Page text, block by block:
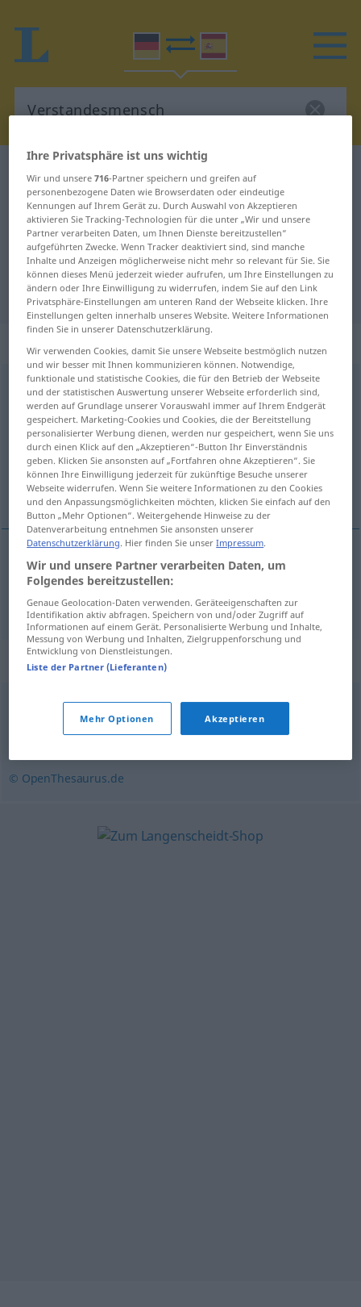
Deutsch-Spanisch Übersetzung für
"Verstandesmensch"
"Verstandesmensch" Spanisch
Übersetzung
„Verstandesmensch“ : Maskulinum
Verstandesmenschm <Verstandesmenschen;
Verstandesmenschen>
Übersicht aller Übersetzungen
(Für mehr Details die Übersetzung anklicken/antippen)
hombre cerebral, intelectual
hombremcerebral,intelectualm
Verstandesmensch
Synonyme für "Verstandesmensch"
Akademiker,Kopfarbeiter Denker,Wissenschaftler
,Theoretiker,Geistesarbeiter
© OpenThesaurus.de
Ihre Privatsphäre ist uns wichtig
Wir und unsere716-Partner speichern und greifen auf
personenbezogene Daten wie Browserdaten oder eindeutige
Kennungen auf Ihrem Gerät zu. Durch Auswahl von Akzeptieren
aktivieren Sie Tracking-Technologien für die unter „Wir und unsere
Partner verarbeiten Daten, um Ihnen Dienste bereitzustellen“
aufgeführten Zwecke. Wenn Tracker deaktiviert sind, sind manche
Inhalte und Anzeigen möglicherweise nicht mehr so relevant für Sie. Sie
können dieses Menü jederzeit wieder aufrufen, um Ihre Einstellungen zu
ändern oder Ihre Einwilligung zu widerrufen, indem Sie auf den Link
Privatsphäre-Einstellungen am unteren Rand der Webseite klicken. Ihre
Einstellungen gelten innerhalb unseres Website. Weitere Informationen
finden Sie in unserer Datenschutzerklärung.
Wir verwenden Cookies, damit Sie unsere Webseite bestmöglich nutzen
und wir besser mit Ihnen kommunizieren können. Notwendige,
funktionale und statistische Cookies, die für den Betrieb der Webseite
und der statistischen Auswertung unserer Webseite erforderlich sind,
werden auf Grundlage unserer Vorauswahl immer auf Ihrem Endgerät
gespeichert. Marketing-Cookies und Cookies, die der Bereitstellung
personalisierter Werbung dienen, werden nur gespeichert, wenn Sie uns
durch einen Klick auf den „Akzeptieren“-Button Ihr Einverständnis
geben. Klicken Sie ansonsten auf „Fortfahren ohne Akzeptieren“. Sie
können Ihre Einwilligung jederzeit für zukünftige Besuche unserer
Webseite widerrufen. Wenn Sie weitere Informationen zu den Cookies
und den Anpassungsmöglichkeiten möchten, klicken Sie einfach auf den
Button „Mehr Optionen“. Weitergehende Hinweise zu der
Datenverarbeitung entnehmen Sie ansonsten unserer
Datenschutzerklärung. Hier finden Sie unserImpressum.
Wir und unsere Partner verarbeiten Daten, um
Folgendes bereitzustellen:
Genaue Geolocation-Daten verwenden. Geräteeigenschaften zur
Identifikation aktiv abfragen. Speichern von und/oder Zugriff auf
Informationen auf einem Gerät. Personalisierte Werbung und Inhalte,
Messung von Werbung und Inhalten, Zielgruppenforschung und
Entwicklung von Dienstleistungen.
Liste der Partner (Lieferanten)
Mehr Optionen Akzeptieren